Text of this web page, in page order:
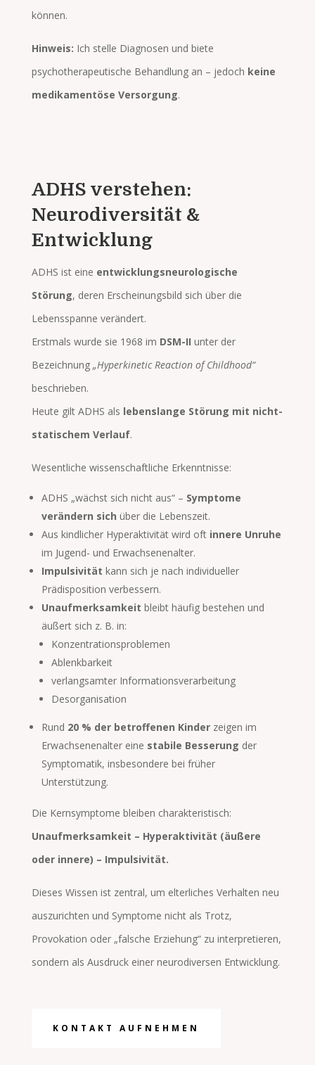
können.
Hinweis: Ich stelle Diagnosen und biete
psychotherapeutische Behandlung an – jedoch keine
medikamentöse Versorgung.
ADHS verstehen:
Neurodiversität &
Entwicklung
ADHS ist eine entwicklungsneurologische
Störung, deren Erscheinungsbild sich über die
Lebensspanne verändert.
Erstmals wurde sie 1968 im DSM-II unter der
Bezeichnung „Hyperkinetic Reaction of Childhood“
beschrieben.
Heute gilt ADHS als lebenslange Störung mit nicht-
statischem Verlauf.
Wesentliche wissenschaftliche Erkenntnisse:
ADHS „wächst sich nicht aus“ – Symptome
verändern sich über die Lebenszeit.
Aus kindlicher Hyperaktivität wird oft innere Unruhe
im Jugend- und Erwachsenenalter.
Impulsivität kann sich je nach individueller
Prädisposition verbessern.
Unaufmerksamkeit bleibt häufig bestehen und
äußert sich z. B. in:
Konzentrationsproblemen
Ablenkbarkeit
verlangsamter Informationsverarbeitung
Desorganisation
Rund 20 % der betroffenen Kinderzeigen im
Erwachsenenalter eine stabile Besserung der
Symptomatik, insbesondere bei früher
Unterstützung.
Die Kernsymptome bleiben charakteristisch:
Unaufmerksamkeit – Hyperaktivität (äußere
oder innere) – Impulsivität.
Dieses Wissen ist zentral, um elterliches Verhalten neu
auszurichten und Symptome nicht als Trotz,
Provokation oder „falsche Erziehung“ zu interpretieren,
sondern als Ausdruck einer neurodiversen Entwicklung.
KONTAKT AUFNEHMEN